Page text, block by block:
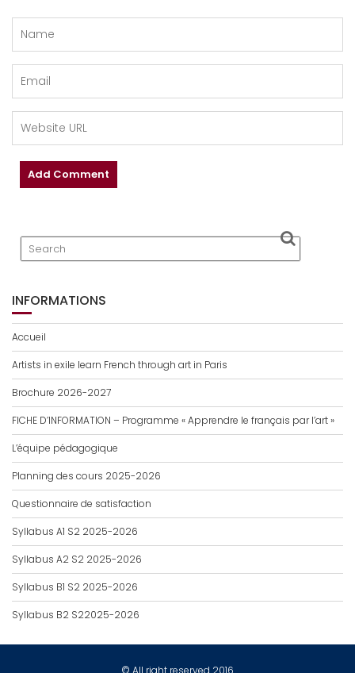
INFORMATIONS
Accueil
Artists in exile learn French through art in Paris
Brochure 2026-2027
FICHE D’INFORMATION – Programme « Apprendre le français par l’art »
L’équipe pédagogique
Planning des cours 2025-2026
Questionnaire de satisfaction
Syllabus A1 S2 2025-2026
Syllabus A2 S2 2025-2026
Syllabus B1 S2 2025-2026
Syllabus B2 S22025-2026